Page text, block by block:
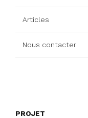
Articles
Nous contacter
PROJET